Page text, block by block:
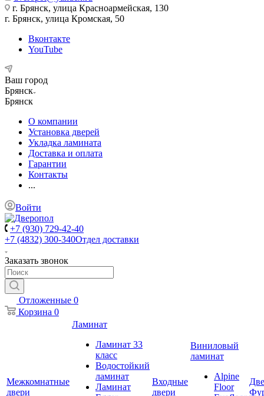
г. Брянск, улица Красноармейская, 130
г. Брянск, улица Кромская, 50
Вконтакте
YouTube
Ваш город
Брянск
Брянск
О компании
Установка дверей
Укладка ламината
Доставка и оплата
Гарантии
Контакты
...
Войти
+7 (930) 729-42-40
+7 (4832) 300-340Отдел доставки
Заказать звонок
Отложенные 0
Корзина 0
Межкомнатные
двери
Ламинат
Ламинат 33
класс
Водостойкий
ламинат
Ламинат
Входные
двери
Виниловый
ламинат
Alpine
Floor